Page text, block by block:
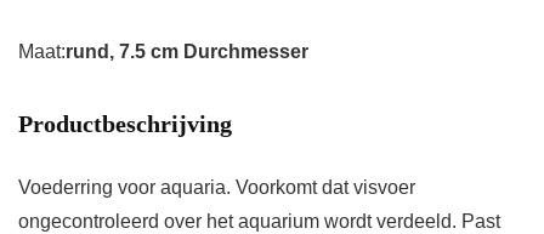
Maat:rund, 7.5 cm Durchmesser
Productbeschrijving
Voederring voor aquaria. Voorkomt dat visvoer
ongecontroleerd over het aquarium wordt verdeeld. Past